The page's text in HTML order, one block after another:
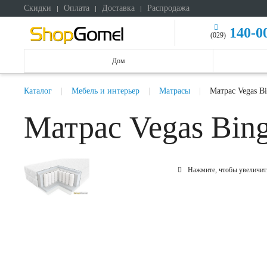
Скидки Оплата Доставка Распродажа
(029) 140-
Дом
Каталог Мебель и интерьер Матрасы Матрас Vegas
Матрас Vegas
Нажмите, чтобы